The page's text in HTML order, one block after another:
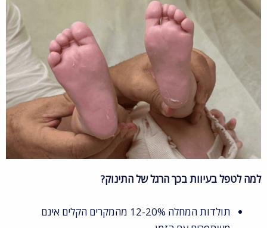
למה לטפל בעיוות בכך הרגל של התינוק?
תולדות המחלה 12-20% מהמקרים הקלים אינם